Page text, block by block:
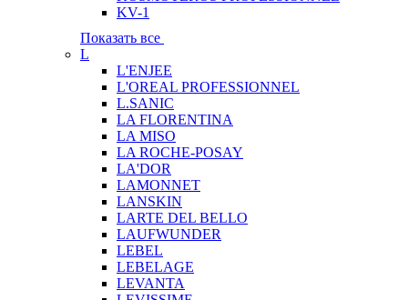
KV-1
Показать все
L
L'ENJEE
L'OREAL PROFESSIONNEL
L.SANIC
LA FLORENTINA
LA MISO
LA ROCHE-POSAY
LA'DOR
LAMONNET
LANSKIN
LARTE DEL BELLO
LAUFWUNDER
LEBEL
LEBELAGE
LEVANTA